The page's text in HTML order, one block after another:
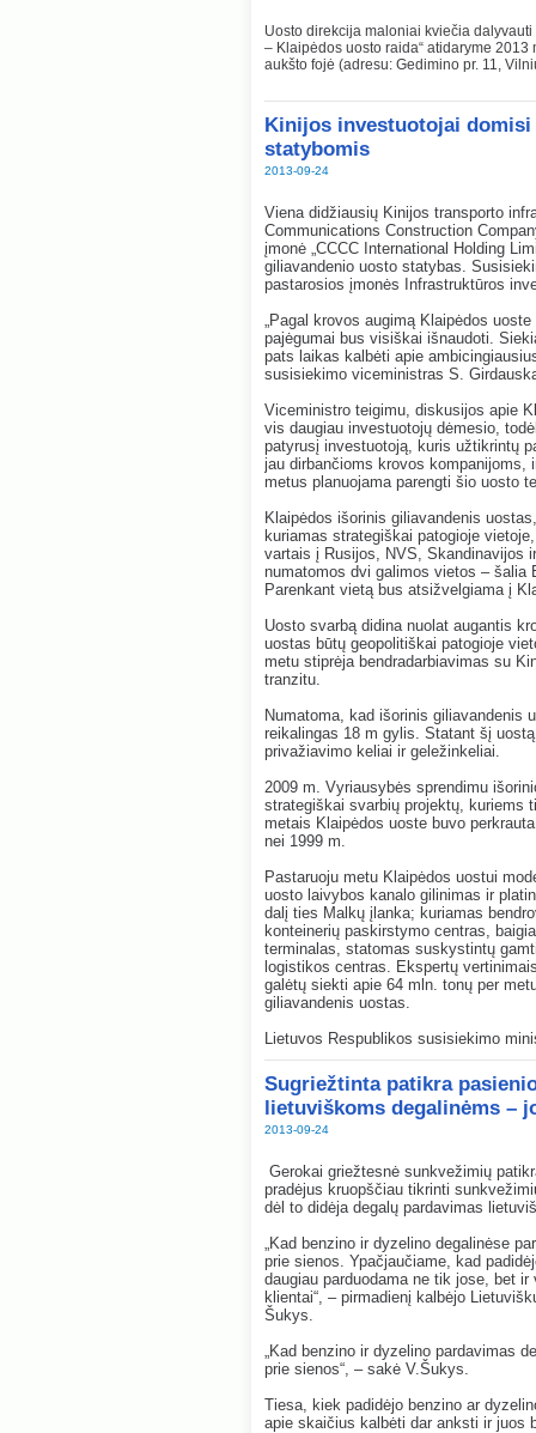
Uosto direkcija maloniai kviečia
– Klaipėdos uosto raida“ atidaryme
aukšto fojė (adresu: Gedimino pr. 11,
Kinijos investuotojai
statybomis
2013-09-24
Viena didžiausių Kinijos transporto
Communications Construction
įmonė „CCCC International Holding
giliavandenio uosto statybas.
pastarosios įmonės Infrastruktūros
„Pagal krovos augimą Klaipėdos
pajėgumai bus visiškai išnaudoti.
pats laikas kalbėti apie
susisiekimo viceministras S.
Viceministro teigimu, diskusijos apie
vis daugiau investuotojų dėmesio,
patyrusį investuotoją, kuris užtikrintų
jau dirbančioms krovos kompanijoms,
metus planuojama parengti šio uosto
Klaipėdos išorinis giliavandenis
kuriamas strategiškai patogioje
vartais į Rusijos, NVS, Skandinavijos
numatomos dvi galimos vietos – šalia
Parenkant vietą bus atsižvelgiama į
Uosto svarbą didina nuolat augantis
uostas būtų geopolitiškai patogioje
metu stiprėja bendradarbiavimas su
tranzitu.
Numatoma, kad išorinis giliavandenis
reikalingas 18 m gylis. Statant šį
privažiavimo keliai ir geležinkeliai.
2009 m. Vyriausybės sprendimu
strategiškai svarbių projektų, kuriems
metais Klaipėdos uoste buvo
nei 1999 m.
Pastaruoju metu Klaipėdos uostui
uosto laivybos kanalo gilinimas ir
dalį ties Malkų įlanka; kuriamas
konteinerių paskirstymo centras,
terminalas, statomas suskystintų
logistikos centras. Ekspertų
galėtų siekti apie 64 mln. tonų per
giliavandenis uostas.
Lietuvos Respublikos susisiekimo
Sugriežtinta patikra
lietuviškoms degalinėms –
2013-09-24
Gerokai griežtesnė sunkvežimių
pradėjus kruopščiau tikrinti
dėl to didėja degalų pardavimas
„Kad benzino ir dyzelino degalinėse
prie sienos. Ypačjaučiame, kad
daugiau parduodama ne tik jose, bet
klientai“, – pirmadienį kalbėjo
Šukys.
„Kad benzino ir dyzelino pardavimas
prie sienos“, – sakė V.Šukys.
Tiesa, kiek padidėjo benzino ar
apie skaičius kalbėti dar anksti ir juos